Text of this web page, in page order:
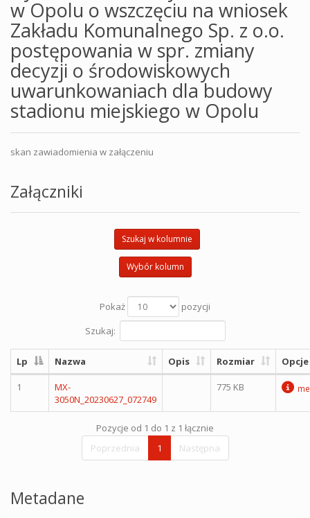
w Opolu o wszczęciu na wniosek
Zakładu Komunalnego Sp. z o.o.
postępowania w spr. zmiany
decyzji o środowiskowych
uwarunkowaniach dla budowy
stadionu miejskiego w Opolu
skan zawiadomienia w załączeniu
Załączniki
Szukaj w kolumnie
Wybór kolumn
Pokaż
pozycji
Szukaj:
Lp Nazwa Opis Rozmiar Opcje
1
MX-
3050N_20230627_072749
775 KB
Pozycje od 1 do 1 z 1 łącznie
Poprzednia
1 Następna
Metadane